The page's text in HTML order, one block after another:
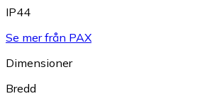
IP44
Se mer från PAX
Dimensioner
Bredd